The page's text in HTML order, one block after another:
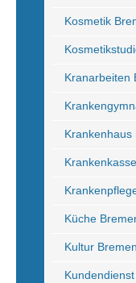
Kosmetik
Kranarbeiten
Krankenhaus
Küche
Kultur Bremen